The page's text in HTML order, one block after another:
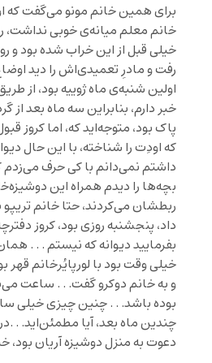
برای همین خانم مونو می‌گفت که
خانم معلم میانه‌ی خوبی نداشت،
خیلی قبل از این خراب شده بود و
رفت و مادرِ تعمیدی‌اش را دید
اولین شنبه‌ی ماه ژوییه بود، از
خبر دارم، بنابراین سه ماه بعد
پاک بود، متوجه‌اید که، اما کروز
که اودِت را شناخته، با این حال
داشتم نمی‌دانم با کی حرف می‌زدم
بچه‌ها را دیدم همراه این
ربطشان می‌کردند، حتا خانم
داد، پنجشنبه روزی بود، کروز
بفرمایید دیوانه که نیستم . . .
خیلی وقت بود با لورپایُرخانم قهر
و به خانم دوکرو گفت. . . ساعت
بوده باشد. . . چنین چیزی خیلی
چندین ماه بعد، آیا مطمئن‌اید. .
دعوت به منزل دوشیزه آریان بود،